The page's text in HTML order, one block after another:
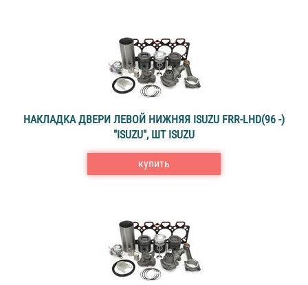
НАКЛАДКА ДВЕРИ ЛЕВОЙ НИЖНЯЯ ISUZU FRR-LHD(96 -)
"ISUZU", ШТ ISUZU
купить